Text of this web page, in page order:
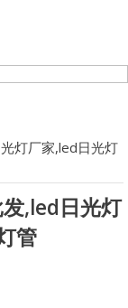
灯厂家,led日光灯
,led日光灯
管